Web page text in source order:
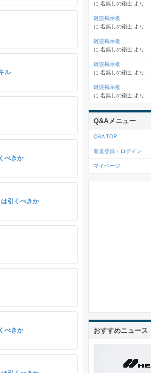
ル
べきか
引くべきか
べきか
に 名無しの衛士 より
雑談掲示板
に 名無しの衛士 より
雑談掲示板
に 名無しの衛士 より
雑談掲示板
に 名無しの衛士 より
雑談掲示板
に 名無しの衛士 より
Q&Aメニュー
Q&A TOP
新規登録・ログイン
マイページ
おすすめニュース